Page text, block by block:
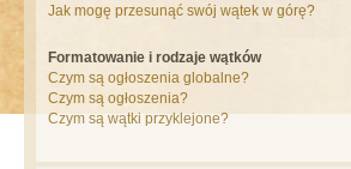
Jak mogę przesunąć swój wątek w górę?
Formatowanie i rodzaje wątków
Czym są ogłoszenia globalne?
Czym są ogłoszenia?
Czym są wątki przyklejone?